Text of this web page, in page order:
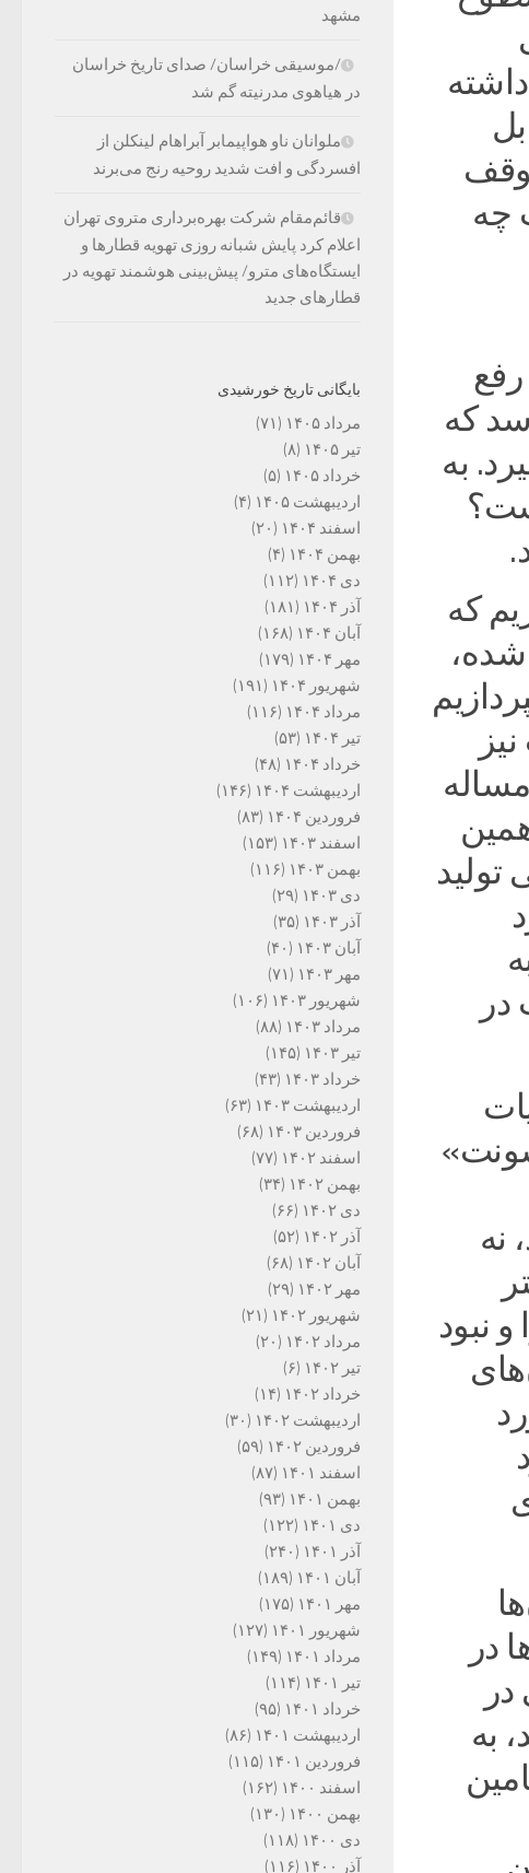
چه
که
به
که
شده،
نه
نبود
در
به
مشهد
/موسیقی خراسان/ صدای تاریخ خراسان
در هیاهوی مدرنیته گم شد
ملوانان ناو هواپیمابر آبراهام لینکلن از
افسردگی و افت شدید روحیه رنج می‌برند
قائم‌مقام شرکت بهره‌برداری متروی تهران
اعلام کرد پایش شبانه روزی تهویه قطارها و
ایستگاه‌های مترو/ پیش‌بینی هوشمند تهویه در
قطارهای جدید
بایگانی تاریخ خورشیدی
مرداد ۱۴۰۵
(۷۱)
تیر ۱۴۰۵
(۸)
خرداد ۱۴۰۵
(۵)
اردیبهشت ۱۴۰۵
(۴)
اسفند ۱۴۰۴
(۲۰)
بهمن ۱۴۰۴
(۴)
دی ۱۴۰۴
(۱۱۲)
آذر ۱۴۰۴
(۱۸۱)
آبان ۱۴۰۴
(۱۶۸)
مهر ۱۴۰۴
(۱۷۹)
شهریور ۱۴۰۴
(۱۹۱)
مرداد ۱۴۰۴
(۱۱۶)
تیر ۱۴۰۴
(۵۳)
خرداد ۱۴۰۴
(۴۸)
اردیبهشت ۱۴۰۴
(۱۴۶)
فروردین ۱۴۰۴
(۸۳)
اسفند ۱۴۰۳
(۱۵۳)
بهمن ۱۴۰۳
(۱۱۶)
دی ۱۴۰۳
(۲۹)
آذر ۱۴۰۳
(۳۵)
آبان ۱۴۰۳
(۴۰)
مهر ۱۴۰۳
(۷۱)
شهریور ۱۴۰۳
(۱۰۶)
مرداد ۱۴۰۳
(۸۸)
تیر ۱۴۰۳
(۱۴۵)
خرداد ۱۴۰۳
(۴۳)
اردیبهشت ۱۴۰۳
(۶۳)
فروردین ۱۴۰۳
(۶۸)
اسفند ۱۴۰۲
(۷۷)
بهمن ۱۴۰۲
(۳۴)
دی ۱۴۰۲
(۶۶)
آذر ۱۴۰۲
(۵۲)
آبان ۱۴۰۲
(۶۸)
مهر ۱۴۰۲
(۲۹)
شهریور ۱۴۰۲
(۲۱)
مرداد ۱۴۰۲
(۲۰)
تیر ۱۴۰۲
(۶)
خرداد ۱۴۰۲
(۱۴)
اردیبهشت ۱۴۰۲
(۳۰)
فروردین ۱۴۰۲
(۵۹)
اسفند ۱۴۰۱
(۸۷)
بهمن ۱۴۰۱
(۹۳)
دی ۱۴۰۱
(۱۲۲)
آذر ۱۴۰۱
(۲۴۰)
آبان ۱۴۰۱
(۱۸۹)
مهر ۱۴۰۱
(۱۷۵)
شهریور ۱۴۰۱
(۱۲۷)
مرداد ۱۴۰۱
(۱۴۹)
تیر ۱۴۰۱
(۱۱۴)
خرداد ۱۴۰۱
(۹۵)
اردیبهشت ۱۴۰۱
(۸۶)
فروردین ۱۴۰۱
(۱۱۵)
اسفند ۱۴۰۰
(۱۶۲)
بهمن ۱۴۰۰
(۱۳۰)
دی ۱۴۰۰
(۱۱۸)
آذر ۱۴۰۰
(۱۱۶)